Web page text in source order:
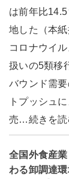
は前年比
地した（本
コロナウイ
扱いの5類移
バウンド需
トプッシュ
売…続きを読
全国外食産
わる卸調達